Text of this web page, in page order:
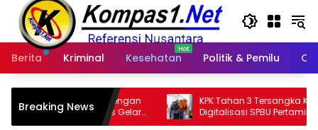
Langsung
konten
Berita
Kriminal Kesehatan Politik & Pemilu
Breaking News
Gelar
KPK Tahan 3 Tersangka Korupsi
Digitalisasi SPBU Pertamina, Rugikan
Negara Rp322 Miliar